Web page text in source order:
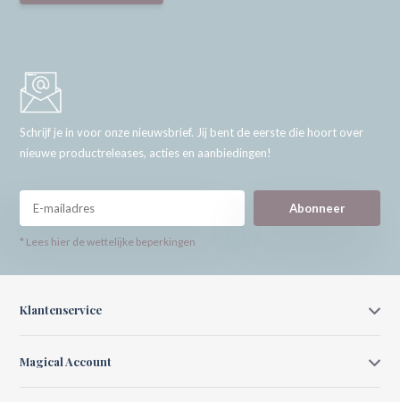
Schrijf je in voor onze nieuwsbrief. Jij bent de eerste die hoort over
nieuwe productreleases, acties en aanbiedingen!
Abonneer
* Lees hier de wettelijke beperkingen
Klantenservice
Magical Account